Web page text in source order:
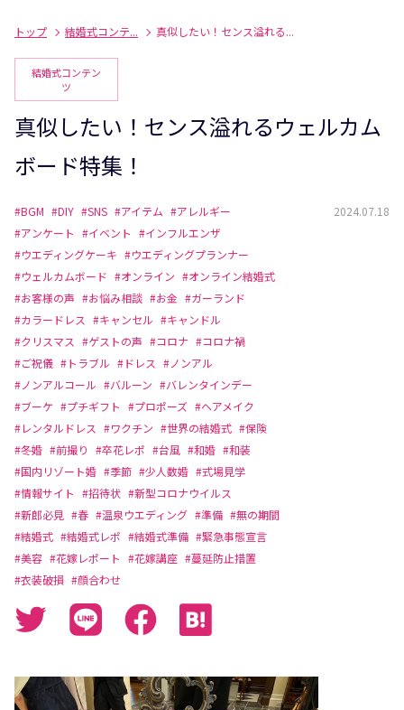
トップ 結婚式コンテ... 真似したい！センス溢れる...
結婚式コンテン
ツ
真似したい！センス溢れるウェルカム
ボード特集！
#BGM #DIY #SNS #アイテム #アレルギー
#アンケート #イベント #インフルエンザ
#ウエディングケーキ #ウエディングプランナー
#ウェルカムボード #オンライン #オンライン結婚式
#お客様の声 #お悩み相談 #お金 #ガーランド
#カラードレス #キャンセル #キャンドル
#クリスマス #ゲストの声 #コロナ #コロナ禍
#ご祝儀 #トラブル #ドレス #ノンアル
#ノンアルコール #バルーン #バレンタインデー
#ブーケ #プチギフト #プロポーズ #ヘアメイク
#レンタルドレス #ワクチン #世界の結婚式 #保険
#冬婚 #前撮り #卒花レポ #台風 #和婚 #和装
#国内リゾート婚 #季節 #少人数婚 #式場見学
#情報サイト #招待状 #新型コロナウイルス
#新郎必見 #春 #温泉ウエディング #準備 #無の期間
#結婚式 #結婚式レポ #結婚式準備 #緊急事態宣言
#美容 #花嫁レポート #花嫁講座 #蔓延防止措置
#衣装破損 #顔合わせ
2024.07.18